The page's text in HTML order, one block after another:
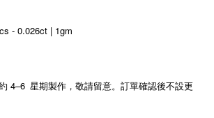
- 0.026ct | 1gm
4–6 星期製作，敬請留意。訂單確認後不設更